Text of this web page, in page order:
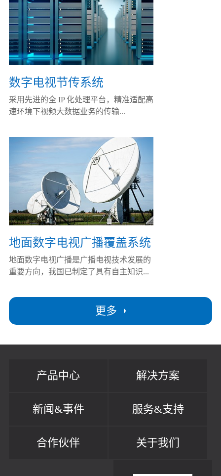
更多
数字电视节传系统
采用先进的全 IP 化处理平台，精准适配高
速环境下视频大数据业务的传输...
地面数字电视广播覆盖系统
地面数字电视广播是广播电视技术发展的
重要方向，我国已制定了具有自主知识...
产品中心 解决方案
新闻&事件 服务&支持
合作伙伴 关于我们